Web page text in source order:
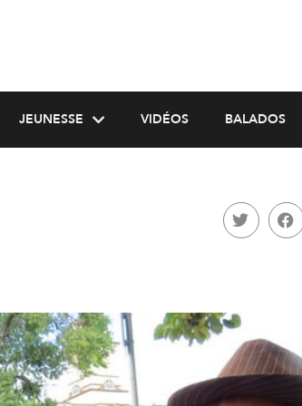
JEUNESSE VIDÉOS BALADOS